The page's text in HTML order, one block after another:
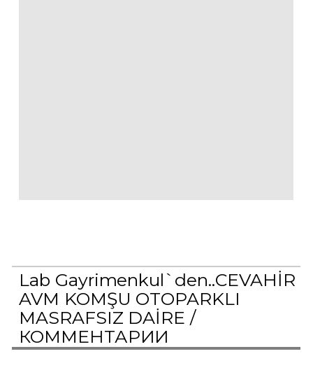
Lab Gayrimenkul`den..CEVAHİR
AVM KOMŞU OTOPARKLI
MASRAFSIZ DAİRE /
КОММЕНТАРИИ